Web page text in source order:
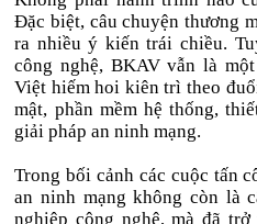
Đặc biệt, câu chuyện thương
ra nhiều ý kiến trái chiều.
công nghệ, BKAV vẫn là
Việt hiếm hoi kiên trì theo
mật, phần mềm hệ thống,
giải pháp an ninh mạng.
Trong bối cảnh các cuộc tấn
an ninh mạng không còn là
nghiệp công nghệ, mà đã